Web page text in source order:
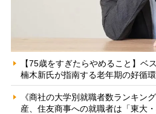
【75歳をすぎたらやめること】ベ
楠木新氏が指南する老年期の好循
《商社の大学別就職者数ランキン
産、住友商事への就職者は「東大